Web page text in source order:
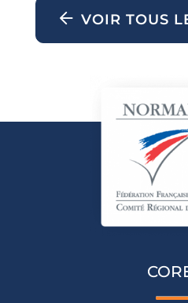
VOIR TOUS